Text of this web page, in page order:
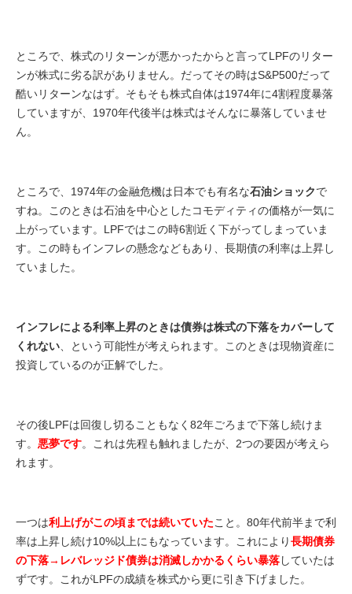
ところで、株式のリターンが悪かったからと言ってLPFのリター
ンが株式に劣る訳がありません。だってその時はS&P500だって
酷いリターンなはず。そもそも株式自体は1974年に4割程度暴落
していますが、1970年代後半は株式はそんなに暴落していませ
ん。
ところで、1974年の金融危機は日本でも有名な石油ショックで
すね。このときは石油を中心としたコモディティの価格が一気に
上がっています。LPFではこの時6割近く下がってしまっていま
す。この時もインフレの懸念などもあり、長期債の利率は上昇し
ていました。
インフレによる利率上昇のときは債券は株式の下落をカバーして
くれない、という可能性が考えられます。このときは現物資産に
投資しているのが正解でした。
その後LPFは回復し切ることもなく82年ごろまで下落し続けま
す。 悪夢です。これは先程も触れましたが、2つの要因が考えら
れます。
一つは利上げがこの頃までは続いていたこと。80年代前半まで利
率は上昇し続け10%以上にもなっています。これにより長期債券
の下落→レバレッジド債券は消滅しかかるくらい暴落していたは
ずです。これがLPFの成績を株式から更に引き下げました。